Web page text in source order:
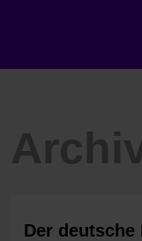
Der